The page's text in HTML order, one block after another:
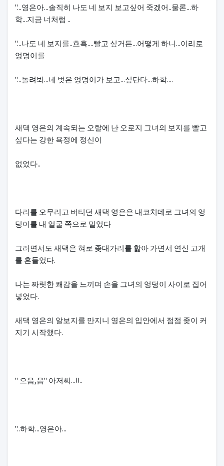
"...영은아...솔직히 나도 네 보지 보고싶어 죽겠어..물론...하
학...지금 너처럼 ..
"...나도 네 보지를..흐흑....빨고 싶거든...어떻게 하니...이리로
엉덩이를
"...돌려봐...네 벗은 엉덩이가 보고...싶단다...하학....
새댁 영은의 계속되는 오랄에 난 오로지 그녀의 보지를 빨고
싶다는 강한 욕정에 정신이
없었다..
다리를 오무리고 버티던 새댁 영은은 내코치데로 그녀의 엉
덩이를 내 얼굴 쪽으로 밀었다
그러면서도 새댁은 혀로 좆대가리를 핥아 가면서 연신 고개
를 흔들었다.
나는 짜릿한 쾌감을 느끼며 손을 그녀의 엉덩이 사이로 집어
넣었다.
새댁 영은의 알보지를 만지니 영은의 입안에서 점점 좆이 커
지기 시작했다.
" 으음,읍" 아저씨...!!..
"..하학...영은아...